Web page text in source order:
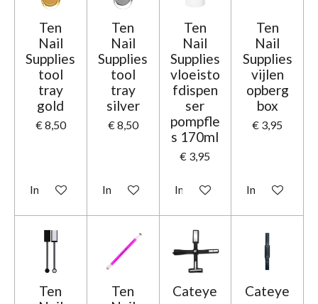
Ten
Nail
Supplies
tool
tray
gold
€ 8,50
In winkelwagen
Ten
Nail
Supplies
tool
tray
silver
€ 8,50
In winkelwagen
Ten
Nail
Supplies
vloeisto
fdispen
ser
pompfle
s 170ml
€ 3,95
In winkelwagen
Ten
Nail
Supplies
vijlen
opberg
box
€ 3,95
In
Ten
Ten
Cateye
Cateye